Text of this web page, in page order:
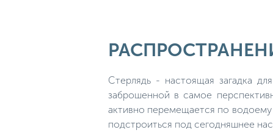
Стерлядь - настоящая загадка
заброшенной в самое
активно перемещается по водоему
подстроиться под сегодняшнее